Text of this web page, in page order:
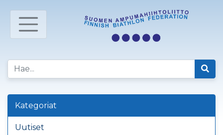
Kategoriat
Uutiset